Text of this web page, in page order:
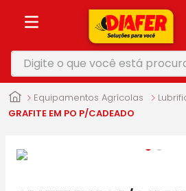
Digite o que você está
Equipamentos Agrícolas
GRAFITE EM PO P/CADEADO